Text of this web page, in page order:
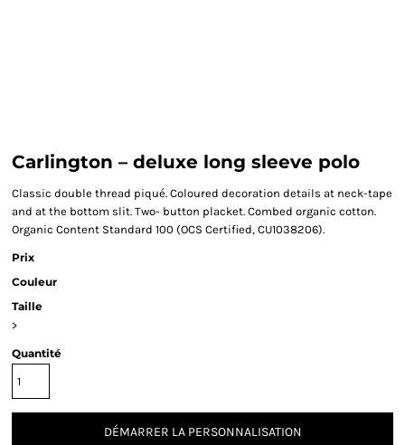
Carlington – deluxe long sleeve polo
Classic double thread piqué. Coloured decoration details at neck-tape
and at the bottom slit. Two- button placket. Combed organic cotton.
Organic Content Standard 100 (OCS Certified, CU1038206).
Prix
Couleur
Taille
>
Quantité
DÉMARRER LA PERSONNALISATION